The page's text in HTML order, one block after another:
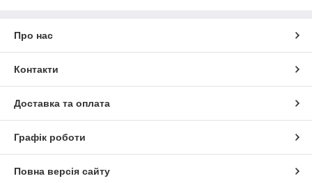
Про нас
Контакти
Доставка та оплата
Графік роботи
Повна версія сайту